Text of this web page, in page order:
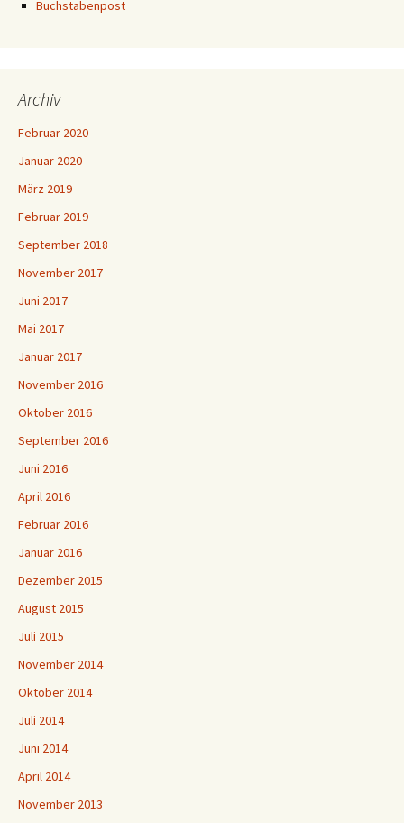
Buchstabenpost
Archiv
Februar 2020
Januar 2020
März 2019
Februar 2019
September 2018
November 2017
Juni 2017
Mai 2017
Januar 2017
November 2016
Oktober 2016
September 2016
Juni 2016
April 2016
Februar 2016
Januar 2016
Dezember 2015
August 2015
Juli 2015
November 2014
Oktober 2014
Juli 2014
Juni 2014
April 2014
November 2013